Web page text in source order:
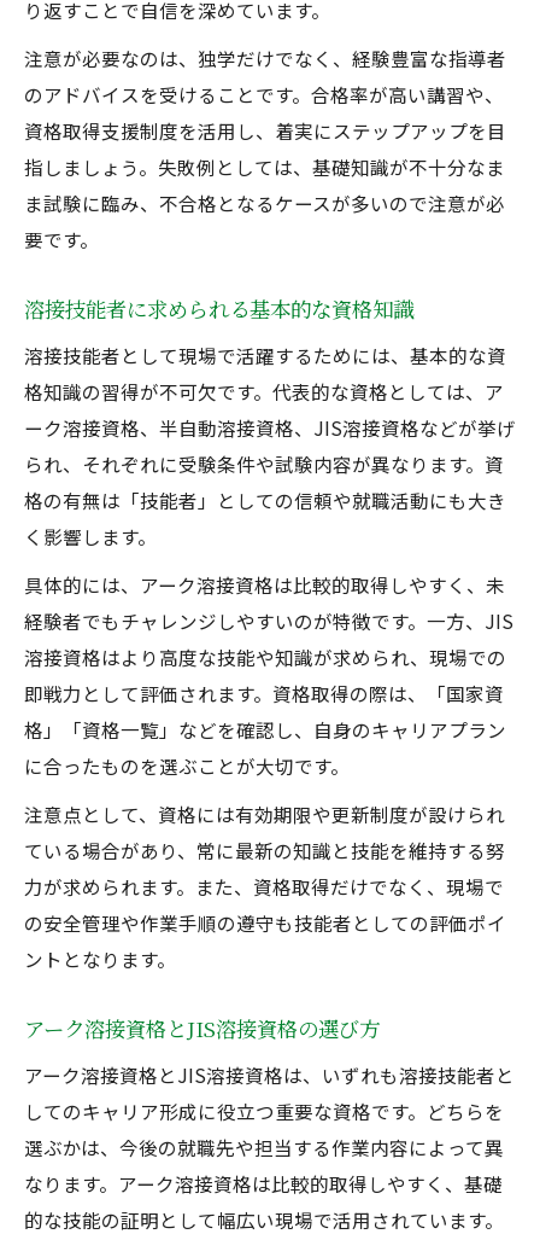
り返すことで自信を深めています。
注意が必要なのは、独学だけでなく、経験豊富な指導者
のアドバイスを受けることです。合格率が高い講習や、
資格取得支援制度を活用し、着実にステップアップを目
指しましょう。失敗例としては、基礎知識が不十分なま
ま試験に臨み、不合格となるケースが多いので注意が必
要です。
溶接技能者に求められる基本的な資格知識
溶接技能者として現場で活躍するためには、基本的な資
格知識の習得が不可欠です。代表的な資格としては、ア
ーク溶接資格、半自動溶接資格、JIS溶接資格などが挙げ
られ、それぞれに受験条件や試験内容が異なります。資
格の有無は「技能者」としての信頼や就職活動にも大き
く影響します。
具体的には、アーク溶接資格は比較的取得しやすく、未
経験者でもチャレンジしやすいのが特徴です。一方、JIS
溶接資格はより高度な技能や知識が求められ、現場での
即戦力として評価されます。資格取得の際は、「国家資
格」「資格一覧」などを確認し、自身のキャリアプラン
に合ったものを選ぶことが大切です。
注意点として、資格には有効期限や更新制度が設けられ
ている場合があり、常に最新の知識と技能を維持する努
力が求められます。また、資格取得だけでなく、現場で
の安全管理や作業手順の遵守も技能者としての評価ポイ
ントとなります。
アーク溶接資格とJIS溶接資格の選び方
アーク溶接資格とJIS溶接資格は、いずれも溶接技能者と
してのキャリア形成に役立つ重要な資格です。どちらを
選ぶかは、今後の就職先や担当する作業内容によって異
なります。アーク溶接資格は比較的取得しやすく、基礎
的な技能の証明として幅広い現場で活用されています。